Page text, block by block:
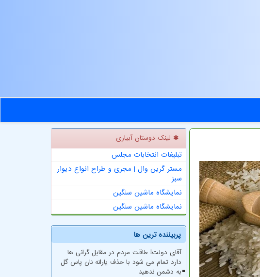
لینک دوستان آبیاری
تبلیغات انتخابات مجلس
مستر گرین وال | مجری و طراح انواع دیوار
سبز
نمایشگاه ماشین سنگین
نمایشگاه ماشین سنگین
پربیننده ترین ها
آقای دولت! طاقت مردم در مقابل گرانی ها
دارد تمام می شود با حذف یارانه نان پاس گل
به دشمن ندهید